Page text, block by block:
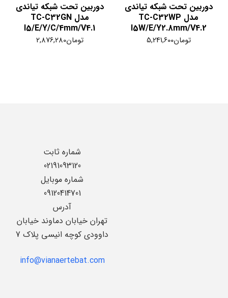
دوربین تحت شبکه تیاندی
مدل TC-C32WP
I5W/E/Y2.8mm/V4.2
تومان5,241,600
دوربین تحت شبکه تیاندی
مدل TC-C32GN
I5/E/Y/C/4mm/V4.1
تومان2,876,280
شماره ثابت
02191093120
شماره موبایل
09120414701
آدرس
تهران خیابان دماوند خیابان
داوودی کوچه انیسی پلاک 7
info@vianaertebat.com